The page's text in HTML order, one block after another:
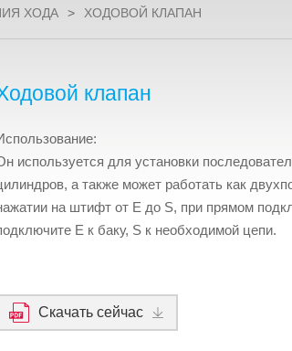
ХОДА > ХОДОВОЙ КЛАПАН
клапан
используется для установки
а также может работать как
на штифт от E до S, при прямом
E к баку, S к необходимой цепи.
Скачать сейчас